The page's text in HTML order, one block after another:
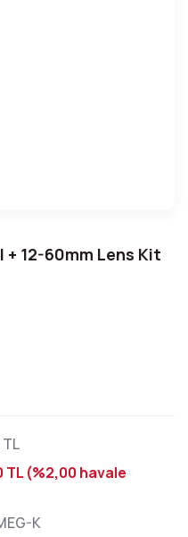
+ 12-60mm Lens Kit
TL (%2,00 havale
K